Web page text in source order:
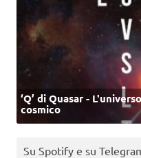
‘Q’ di Quasar -
cosmico
Su Spotify e su